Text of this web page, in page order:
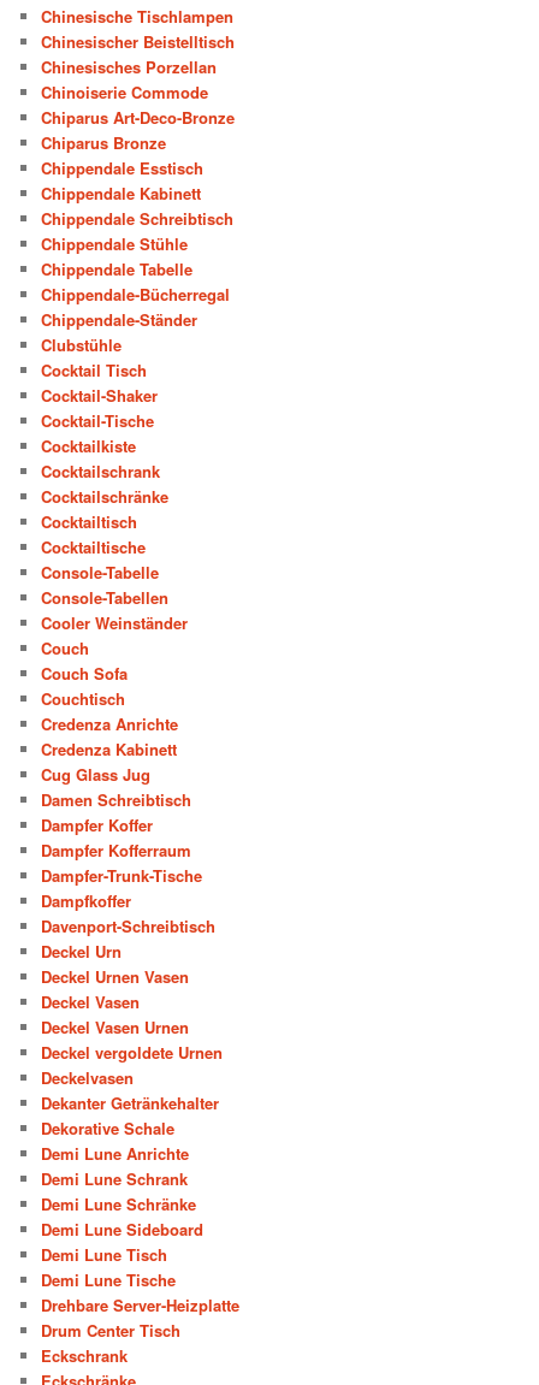
Chinesische Tischlampen
Chinesischer Beistelltisch
Chinesisches Porzellan
Chinoiserie Commode
Chiparus Art-Deco-Bronze
Chiparus Bronze
Chippendale Esstisch
Chippendale Kabinett
Chippendale Schreibtisch
Chippendale Stühle
Chippendale Tabelle
Chippendale-Bücherregal
Chippendale-Ständer
Clubstühle
Cocktail Tisch
Cocktail-Shaker
Cocktail-Tische
Cocktailkiste
Cocktailschrank
Cocktailschränke
Cocktailtisch
Cocktailtische
Console-Tabelle
Console-Tabellen
Cooler Weinständer
Couch
Couch Sofa
Couchtisch
Credenza Anrichte
Credenza Kabinett
Cug Glass Jug
Damen Schreibtisch
Dampfer Koffer
Dampfer Kofferraum
Dampfer-Trunk-Tische
Dampfkoffer
Davenport-Schreibtisch
Deckel Urn
Deckel Urnen Vasen
Deckel Vasen
Deckel Vasen Urnen
Deckel vergoldete Urnen
Deckelvasen
Dekanter Getränkehalter
Dekorative Schale
Demi Lune Anrichte
Demi Lune Schrank
Demi Lune Schränke
Demi Lune Sideboard
Demi Lune Tisch
Demi Lune Tische
Drehbare Server-Heizplatte
Drum Center Tisch
Eckschrank